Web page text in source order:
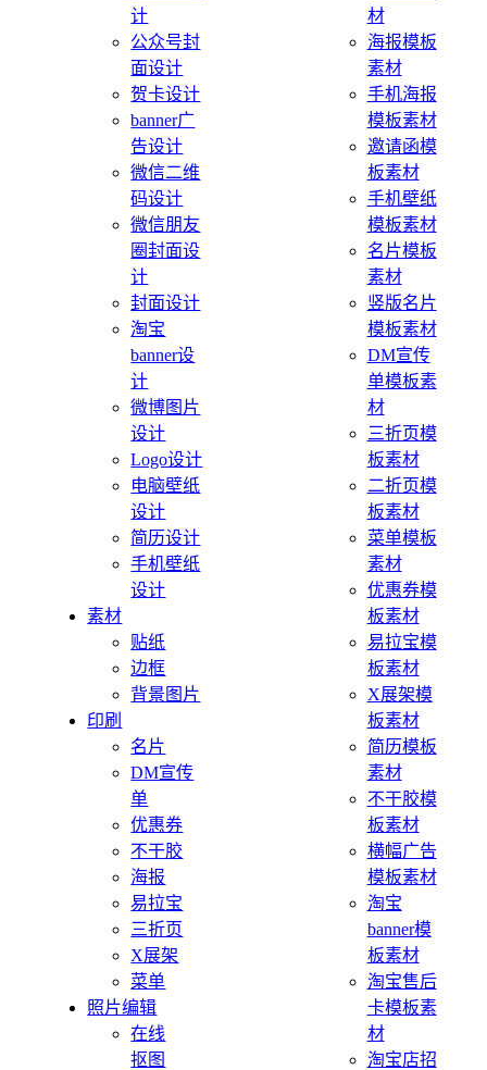
计
公众号封
面设计
贺卡设计
banner广
告设计
微信二维
码设计
微信朋友
圈封面设
计
封面设计
淘宝
banner设
计
微博图片
设计
Logo设计
电脑壁纸
设计
简历设计
手机壁纸
设计
素材
贴纸
边框
背景图片
印刷
名片
DM宣传
单
优惠券
不干胶
海报
易拉宝
三折页
X展架
菜单
照片编辑
在线
抠图
材
海报模板
素材
手机海报
模板素材
邀请函模
板素材
手机壁纸
模板素材
名片模板
素材
竖版名片
模板素材
DM宣传
单模板素
材
三折页模
板素材
二折页模
板素材
菜单模板
素材
优惠券模
板素材
易拉宝模
板素材
X展架模
板素材
简历模板
素材
不干胶模
板素材
横幅广告
模板素材
淘宝
banner模
板素材
淘宝售后
卡模板素
材
淘宝店招